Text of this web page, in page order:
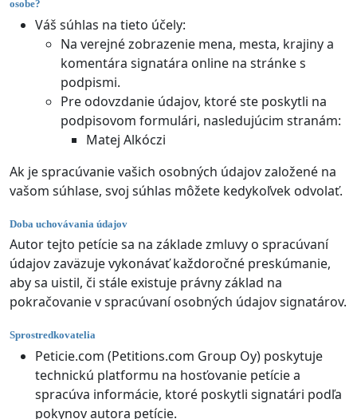
osobe?
Váš súhlas na tieto účely:
Na verejné zobrazenie mena, mesta, krajiny a
komentára signatára online na stránke s
podpismi.
Pre odovzdanie údajov, ktoré ste poskytli na
podpisovom formulári, nasledujúcim stranám:
Matej Alkóczi
Ak je spracúvanie vašich osobných údajov založené na
vašom súhlase, svoj súhlas môžete kedykoľvek odvolať.
Doba uchovávania údajov
Autor tejto petície sa na základe zmluvy o spracúvaní
údajov zaväzuje vykonávať každoročné preskúmanie,
aby sa uistil, či stále existuje právny základ na
pokračovanie v spracúvaní osobných údajov signatárov.
Sprostredkovatelia
Peticie.com (Petitions.com Group Oy) poskytuje
technickú platformu na hosťovanie petície a
spracúva informácie, ktoré poskytli signatári podľa
pokynov autora petície.